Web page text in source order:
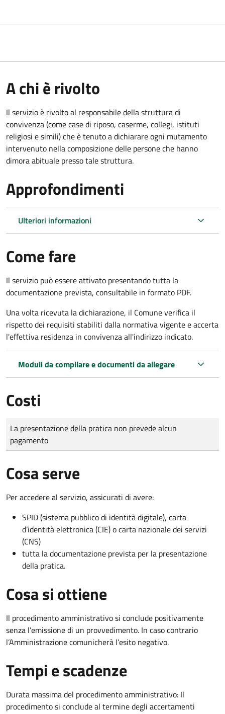
A chi è rivolto
Il servizio è rivolto al responsabile della struttura di
convivenza (come case di riposo, caserme, collegi, istituti
religiosi e simili) che è tenuto a dichiarare ogni mutamento
intervenuto nella composizione delle persone che hanno
dimora abituale presso tale struttura.
Approfondimenti
Ulteriori informazioni
Come fare
Il servizio può essere attivato presentando tutta la
documentazione prevista, consultabile in formato PDF.
Una volta ricevuta la dichiarazione, il Comune verifica il
rispetto dei requisiti stabiliti dalla normativa vigente e accerta
l'effettiva residenza in convivenza all'indirizzo indicato.
Moduli da compilare e documenti da allegare
Costi
Tipo di pagamento
Importo
La presentazione della pratica non prevede alcun
pagamento
Cosa serve
Per accedere al servizio, assicurati di avere:
SPID (sistema pubblico di identità digitale), carta
d’identità elettronica (CIE) o carta nazionale dei servizi
(CNS)
tutta la documentazione prevista per la presentazione
della pratica.
Cosa si ottiene
Il procedimento amministrativo si conclude positivamente
senza l’emissione di un provvedimento. In caso contrario
l’Amministrazione comunicherà l’esito negativo.
Tempi e scadenze
Durata massima del procedimento amministrativo: Il
procedimento si conclude al termine degli accertamenti